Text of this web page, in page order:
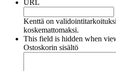
URL
Kenttä on
koskemattomaksi.
This field is hidden when
Ostoskorin sisältö